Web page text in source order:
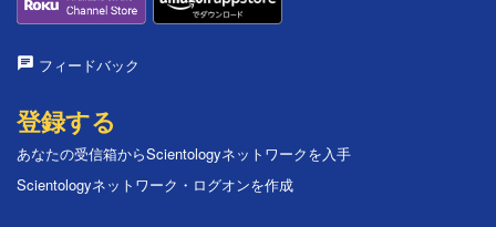
フィードバック
登録する
あなたの受信箱からScientologyネットワークを入手
Scientologyネットワーク・ログオンを作成